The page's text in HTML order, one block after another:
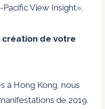
Pacific View Insight».
création de votre
à Hong Kong, nous
de 2019.